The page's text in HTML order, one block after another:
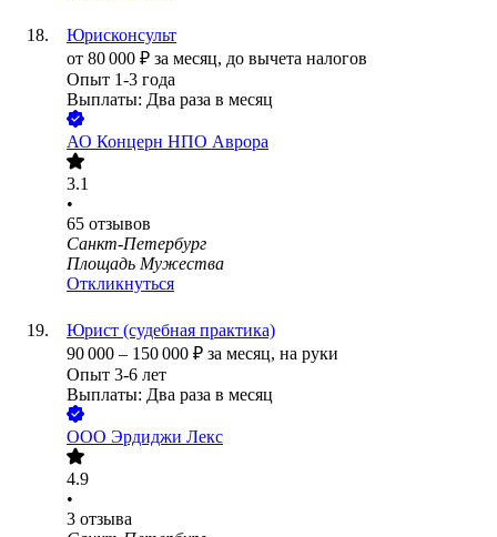
Юрисконсульт
от 80 000 ₽ за месяц, до вычета налогов
Опыт 1-3 года
Выплаты: Два раза в месяц
АО Концерн НПО Аврора
3.1
•
65 отзывов
Санкт-Петербург
Площадь Мужества
Откликнуться
Юрист (судебная практика)
90 000 – 150 000 ₽ за месяц, на руки
Опыт 3-6 лет
Выплаты: Два раза в месяц
ООО Эрдиджи Лекс
4.9
•
3 отзыва